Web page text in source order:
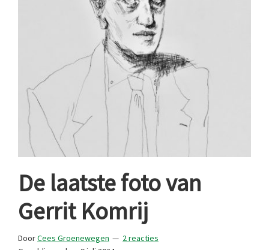
De laatste foto van
Gerrit Komrij
DoorCees Groenewegen
2 reacties